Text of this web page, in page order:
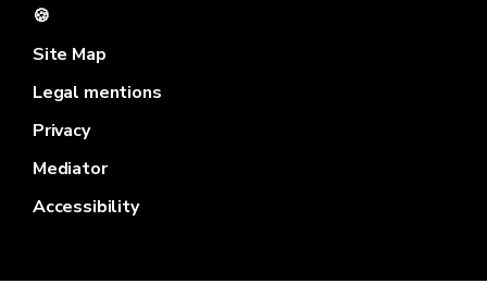
🍪
Site Map
Legal mentions
Privacy
Mediator
Accessibility